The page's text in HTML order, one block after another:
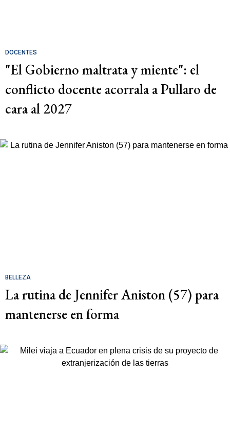
DOCENTES
"El Gobierno maltrata y miente": el
conflicto docente acorrala a Pullaro de
cara al 2027
BELLEZA
La rutina de Jennifer Aniston (57) para
mantenerse en forma